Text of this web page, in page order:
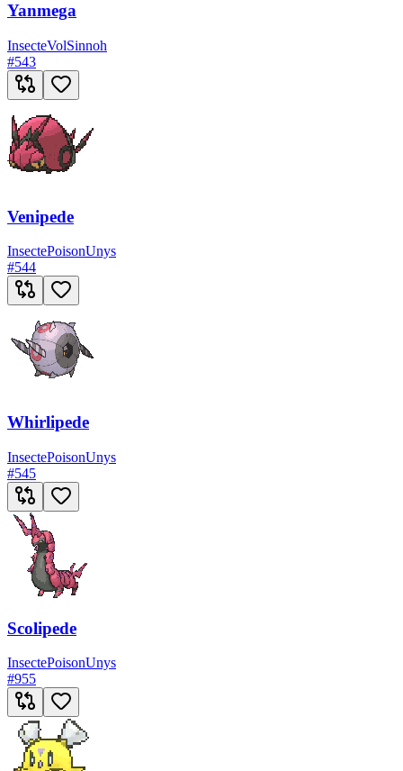
Yanmega
InsecteVolSinnoh
#543
Venipede
InsectePoisonUnys
#544
Whirlipede
InsectePoisonUnys
#545
Scolipede
InsectePoisonUnys
#955